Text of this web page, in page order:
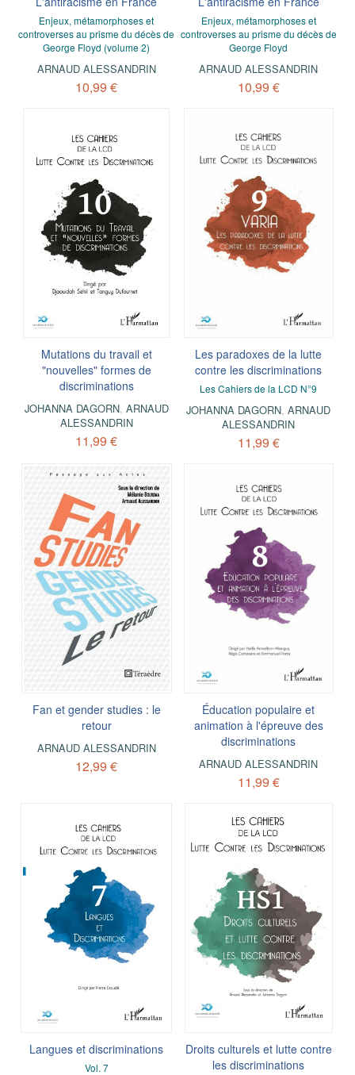
Enjeux, métamorphoses et
controverses au prisme du décès de
George Floyd (volume 2)
ARNAUD ALESSANDRIN
10,99 €
Enjeux, métamorphoses et
controverses au prisme du décès de
George Floyd
ARNAUD ALESSANDRIN
10,99 €
Mutations du travail et
"nouvelles" formes de
discriminations
JOHANNA DAGORN, ARNAUD
ALESSANDRIN
11,99 €
Les paradoxes de la lutte
contre les discriminations
Les Cahiers de la LCD N°9
JOHANNA DAGORN,ARNAUD
ALESSANDRIN
11,99 €
Fan et gender studies : le
retour
ARNAUD ALESSANDRIN
12,99 €
Éducation populaire et
animation à l'épreuve des
discriminations
ARNAUD ALESSANDRIN
11,99 €
Langues et discriminations
Vol. 7
Droits culturels et lutte contre
les discriminations